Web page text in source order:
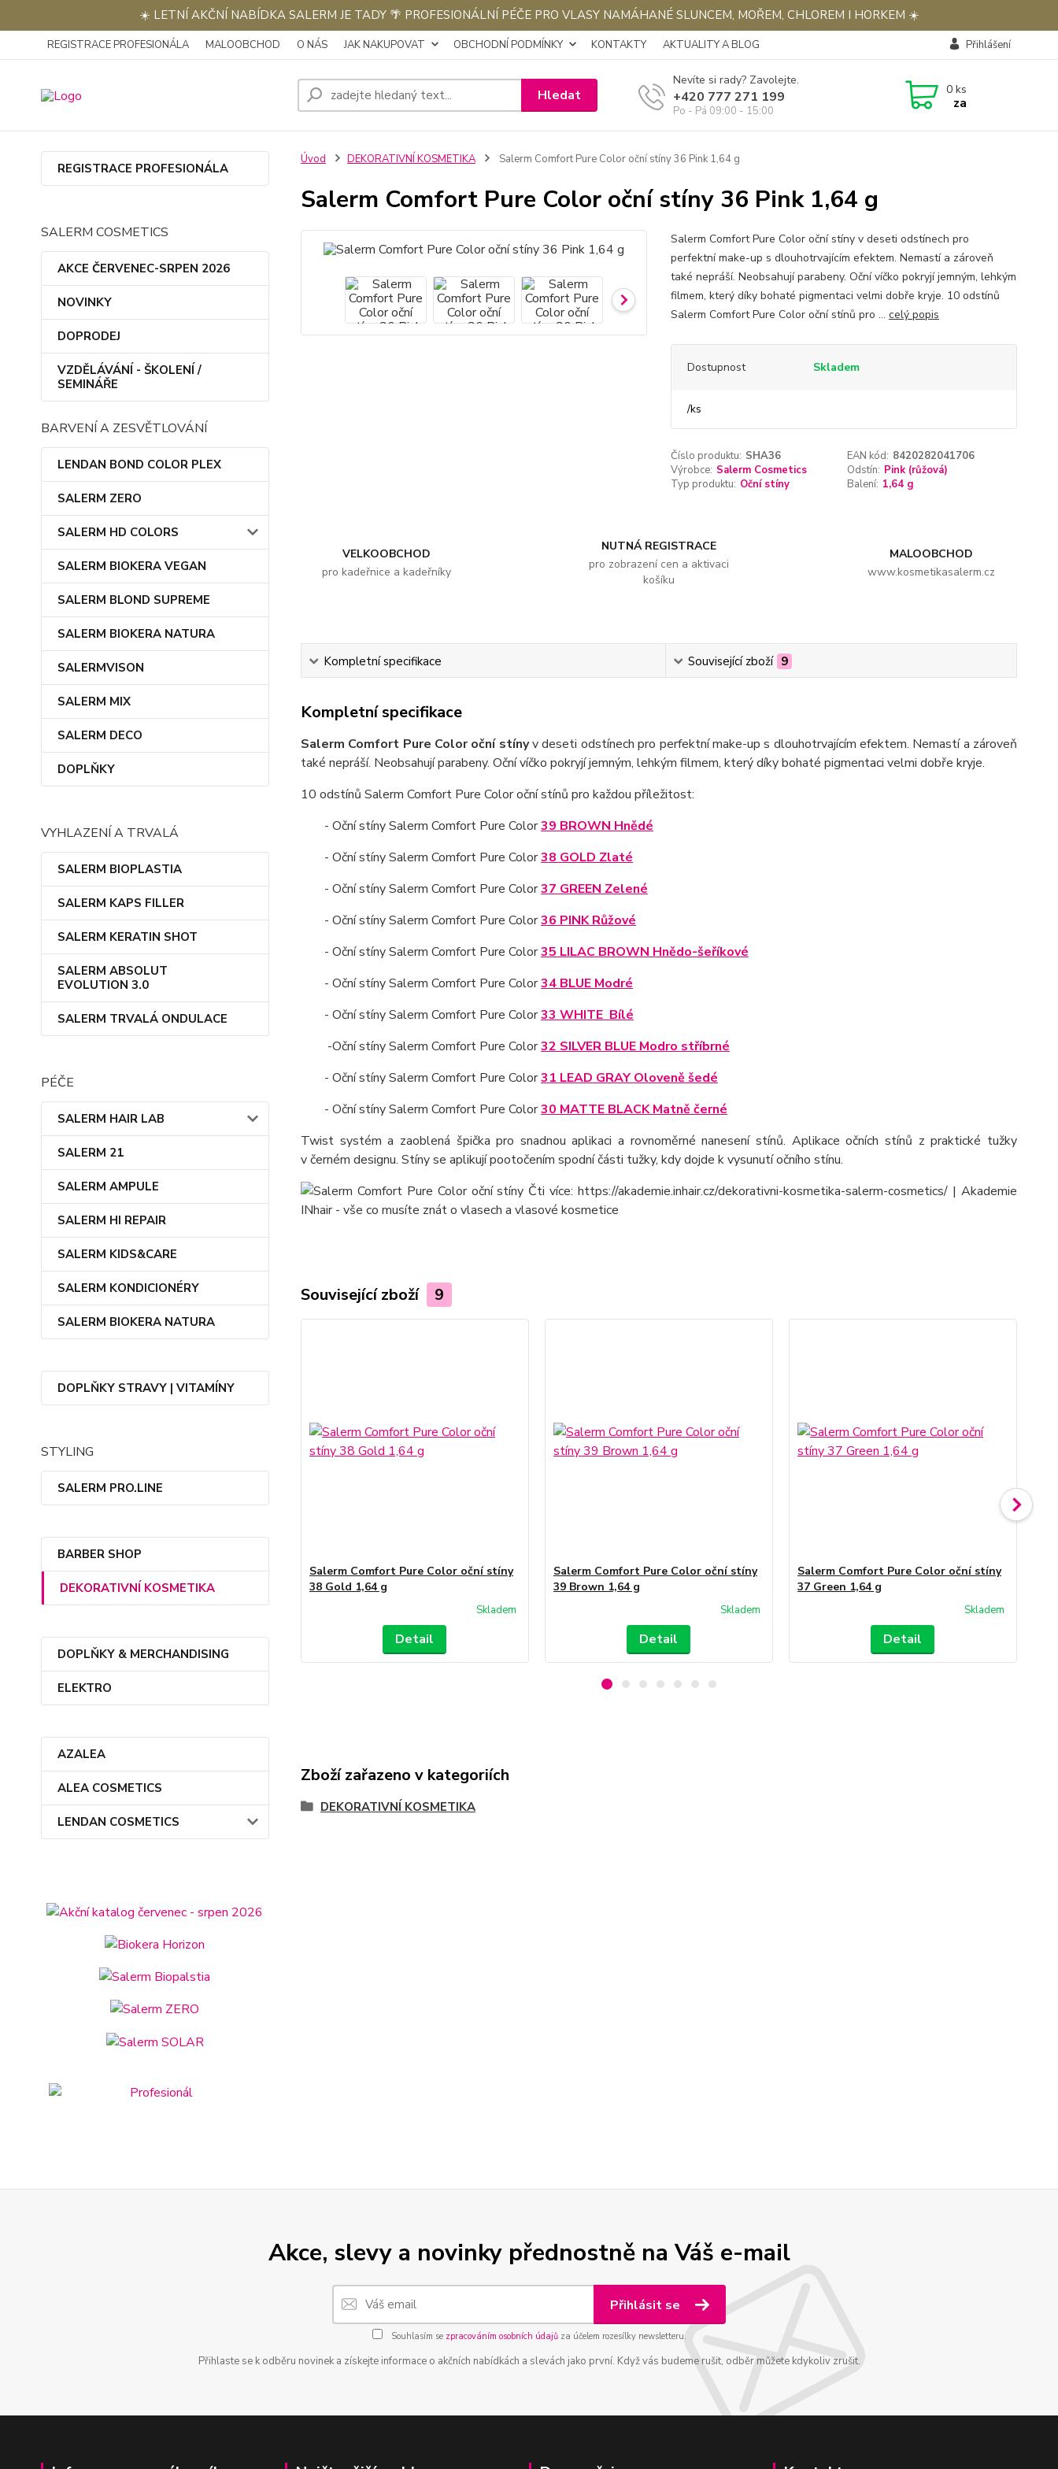
☀️ LETNÍ AKČNÍ NABÍDKA SALERM JE TADY 🌴 PROFESIONÁLNÍ PÉČE PRO VLASY NAMÁHANÉ SLUNCEM, MOŘEM, CHLOREM I HORKEM ☀️
REGISTRACE PROFESIONÁLA MALOOBCHOD O NÁS JAK NAKUPOVAT OBCHODNÍ PODMÍNKY KONTAKTY AKTUALITY A BLOG Přihlášení
Hledat
Nevíte si rady? Zavolejte.
+420 777 271 199
Po - Pá 09:00 - 15:00
0 ks
za
REGISTRACE PROFESIONÁLA
SALERM COSMETICS
AKCE ČERVENEC-SRPEN 2026
NOVINKY
DOPRODEJ
VZDĚLÁVÁNÍ - ŠKOLENÍ /
SEMINÁŘE
BARVENÍ A ZESVĚTLOVÁNÍ
LENDAN BOND COLOR PLEX
SALERM ZERO
SALERM HD COLORS
SALERM BIOKERA VEGAN
SALERM BLOND SUPREME
SALERM BIOKERA NATURA
SALERMVISON
SALERM MIX
SALERM DECO
DOPLŇKY
VYHLAZENÍ A TRVALÁ
SALERM BIOPLASTIA
SALERM KAPS FILLER
SALERM KERATIN SHOT
SALERM ABSOLUT
EVOLUTION 3.0
SALERM TRVALÁ ONDULACE
PÉČE
SALERM HAIR LAB
SALERM 21
SALERM AMPULE
SALERM HI REPAIR
SALERM KIDS&CARE
SALERM KONDICIONÉRY
SALERM BIOKERA NATURA
DOPLŇKY STRAVY | VITAMÍNY
STYLING
SALERM PRO.LINE
BARBER SHOP
DEKORATIVNÍ KOSMETIKA
DOPLŇKY & MERCHANDISING
ELEKTRO
AZALEA
ALEA COSMETICS
LENDAN COSMETICS
Úvod DEKORATIVNÍ KOSMETIKA Salerm Comfort Pure Color oční stíny 36 Pink 1,64 g
Salerm Comfort Pure Color oční stíny 36 Pink 1,64 g
Salerm Comfort Pure Color oční stíny v deseti odstínech pro
perfektní make-up s dlouhotrvajícím efektem. Nemastí a zároveň
také nepráší. Neobsahují parabeny. Oční víčko pokryjí jemným, lehkým
filmem, který díky bohaté pigmentaci velmi dobře kryje. 10 odstínů
Salerm Comfort Pure Color oční stínů pro ... celý popis
Dostupnost Skladem
/ks
Číslo produktu: SHA36 EAN kód: 8420282041706
Výrobce: Salerm Cosmetics Odstín: Pink (růžová)
Typ produktu: Oční stíny Balení: 1,64 g
VELKOOBCHOD
pro kadeřnice a kadeřníky
NUTNÁ REGISTRACE
pro zobrazení cen a aktivaci
košíku
MALOOBCHOD
www.kosmetikasalerm.cz
Kompletní specifikace Související zboží 9
Kompletní specifikace
Salerm Comfort Pure Color oční stínyv deseti odstínech pro perfektní make-up s dlouhotrvajícím efektem. Nemastí a zároveň
také nepráší. Neobsahují parabeny. Oční víčko pokryjí jemným, lehkým filmem, který díky bohaté pigmentaci velmi dobře kryje.
10 odstínů Salerm Comfort Pure Color oční stínů pro každou příležitost:
- Oční stíny Salerm Comfort Pure Color39 BROWN Hnědé
- Oční stíny Salerm Comfort Pure Color38 GOLD Zlaté
- Oční stíny Salerm Comfort Pure Color37 GREEN Zelené
- Oční stíny Salerm Comfort Pure Color36 PINK Růžové
- Oční stíny Salerm Comfort Pure Color35 LILAC BROWN Hnědo-šeříkové
- Oční stíny Salerm Comfort Pure Color34 BLUE Modré
- Oční stíny Salerm Comfort Pure Color33 WHITE Bílé
-Oční stíny Salerm Comfort Pure Color32 SILVER BLUE Modro stříbrné
- Oční stíny Salerm Comfort Pure Color31 LEAD GRAY Oloveně šedé
- Oční stíny Salerm Comfort Pure Color30 MATTE BLACK Matně černé
Twist systém a zaoblená špička pro snadnou aplikaci a rovnoměrné nanesení stínů. Aplikace očních stínů z praktické tužky
v černém designu. Stíny se aplikují pootočením spodní části tužky, kdy dojde k vysunutí očního stínu.
Související zboží 9
Salerm Comfort Pure Color oční stíny
38 Gold 1,64 g
Skladem
Detail
Salerm Comfort Pure Color oční stíny
39 Brown 1,64 g
Skladem
Detail
Salerm Comfort Pure Color oční stíny
37 Green 1,64 g
Skladem
Detail
Zboží zařazeno v kategoriích
DEKORATIVNÍ KOSMETIKA
Akce, slevy a novinky přednostně na Váš e-mail
Přihlásit se
Souhlasím se zpracováním osobních údajůza účelem rozesílky newsletteru.
Přihlaste se k odběru novinek a získejte informace o akčních nabídkách a slevách jako první. Když vás budeme rušit, odběr můžete kdykoliv zrušit.